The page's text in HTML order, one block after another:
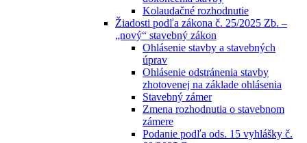
Kolaudačné rozhodnutie
Žiadosti podľa zákona č. 25/2025 Zb. –
„nový“ stavebný zákon
Ohlásenie stavby a stavebných
úprav
Ohlásenie odstránenia stavby
zhotovenej na základe ohlásenia
Stavebný zámer
Zmena rozhodnutia o stavebnom
zámere
Podanie podľa ods. 15 vyhlášky č.